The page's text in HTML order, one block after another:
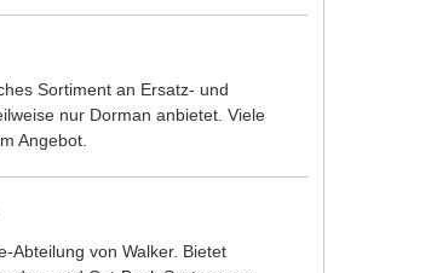
Sortiment an Ersatz- und
nur Dorman anbietet. Viele
Angebot.
Abteilung von Walker. Bietet